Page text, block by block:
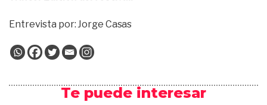
Entrevista por: Jorge Casas
Te puede interesar